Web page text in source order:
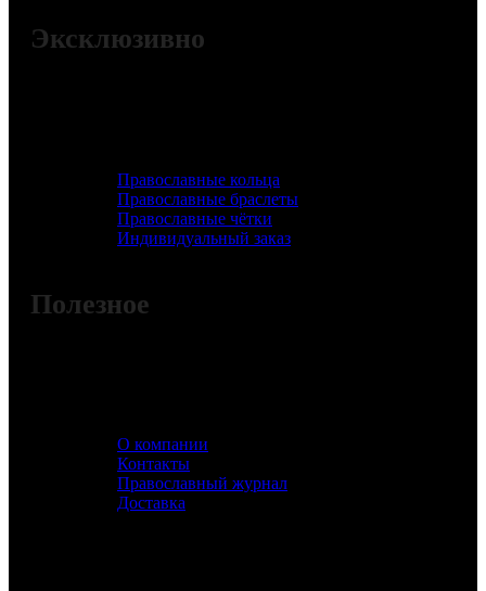
Эксклюзивно
Православные кольца
Православные браслеты
Православные чётки
Индивидуальный заказ
Полезное
О компании
Контакты
Православный журнал
Доставка